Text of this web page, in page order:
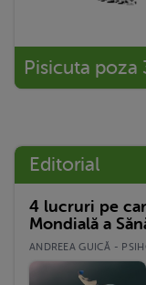
Pisicuta poza
Editorial
4 lucruri pe
Mondială a
ANDREEA GUICĂ -